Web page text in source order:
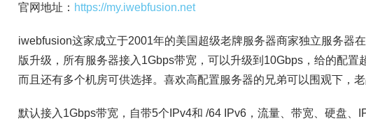
官网地址： https://my.iwebfusion.net
iwebfusion这家成立于2001年的美国超级老牌服务器商家独立服务器
版升级，所有服务器接入1Gbps带宽，可以升级到10Gbps，给的配置
而且还有多个机房可供选择。喜欢高配置服务器的兄弟可以围观下，老
默认接入1Gbps带宽，自带5个IPv4和 /64 IPv6，流量、带宽、硬盘、